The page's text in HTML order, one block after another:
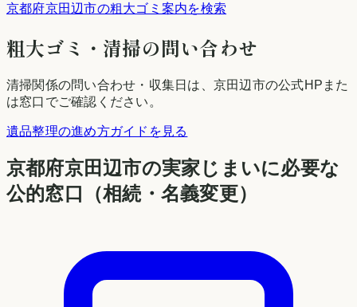
京都府京田辺市の粗大ゴミ案内を検索
粗大ゴミ・清掃の問い合わせ
清掃関係の問い合わせ・収集日は、 京田辺市の公式HPまた
は窓口でご確認ください。
遺品整理の進め方ガイドを見る
京都府京田辺市の実家じまいに必要な
公的窓口（相続・名義変更）